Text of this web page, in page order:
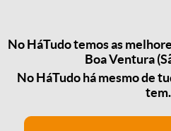
No HáTudo temos as
Boa Ventura
No HáTudo há mesmo de
tem.